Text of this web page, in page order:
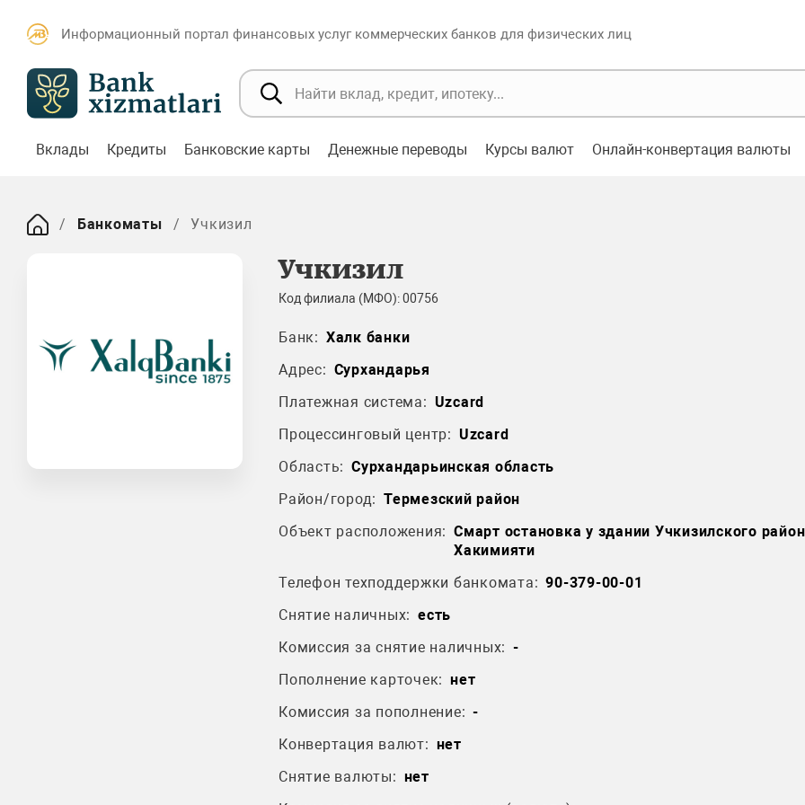
Информационный портал финансовых услуг коммерческих банков для физических лиц
Вклады Кредиты Банковские карты Денежные переводы Курсы валют Онлайн-конвертация валюты
Банкоматы Учкизил
Учкизил
Код филиала (МФО): 00756
Банк: Халк банки
Адрес: Сурхандарья
Платежная система: Uzcard
Процессинговый центр: Uzcard
Область: Сурхандарьинская область
Район/город: Термезский район
Объект расположения: Смарт остановка у здании Учкизилского
Хакимияти
Телефон техподдержки банкомата: 90-379-00-01
Снятие наличных: есть
Комиссия за снятие наличных: -
Пополнение карточек: нет
Комиссия за пополнение: -
Конвертация валют: нет
Снятие валюты: нет